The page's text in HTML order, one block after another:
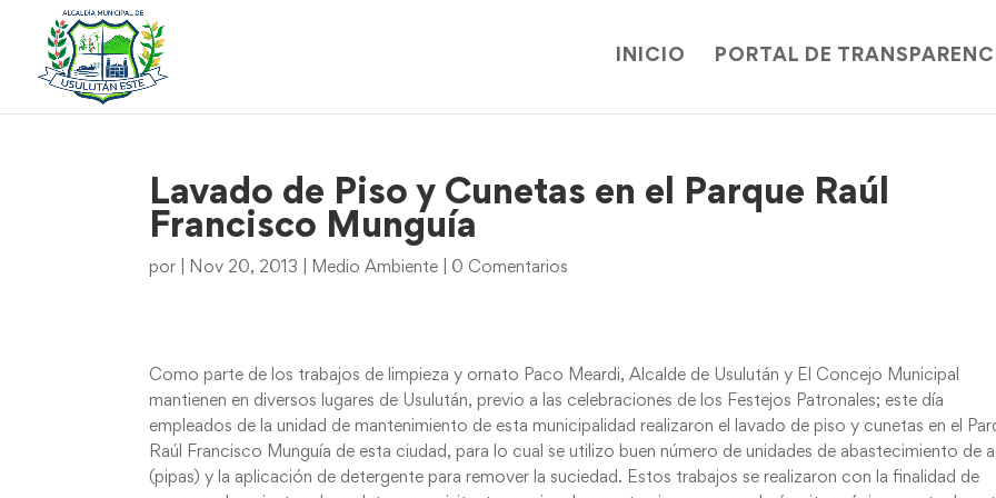
INICIO PORTAL DE
Lavado de Piso y Cunetas en el Parque Raúl
Francisco Munguía
por Nov 20, 2013 Medio Ambiente 0 Comentarios
Como parte de los trabajos de limpieza y ornato Paco Meardi, Alcalde de Usulután y El Concejo Municipal
mantienen en diversos lugares de Usulután, previo a las celebraciones de los Festejos Patronales; este día
empleados de la unidad de mantenimiento de esta municipalidad realizaron el lavado de piso y cunetas en el
Raúl Francisco Munguía de esta ciudad, para lo cual se utilizo buen número de unidades de abastecimiento de
(pipas) y la aplicación de detergente para remover la suciedad. Estos trabajos se realizaron con la finalidad de